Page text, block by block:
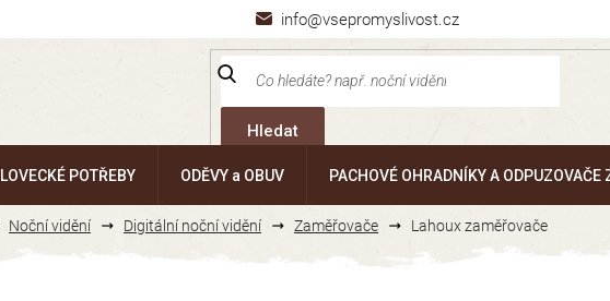
info@vsepromyslivost.cz
Hledat
LOVECKÉ POTŘEBY ODĚVY a OBUV PACHOVÉ OHRADNÍKY A ODPUZOVAČE
Noční vidění Digitální noční vidění Zaměřovače Lahoux zaměřovače